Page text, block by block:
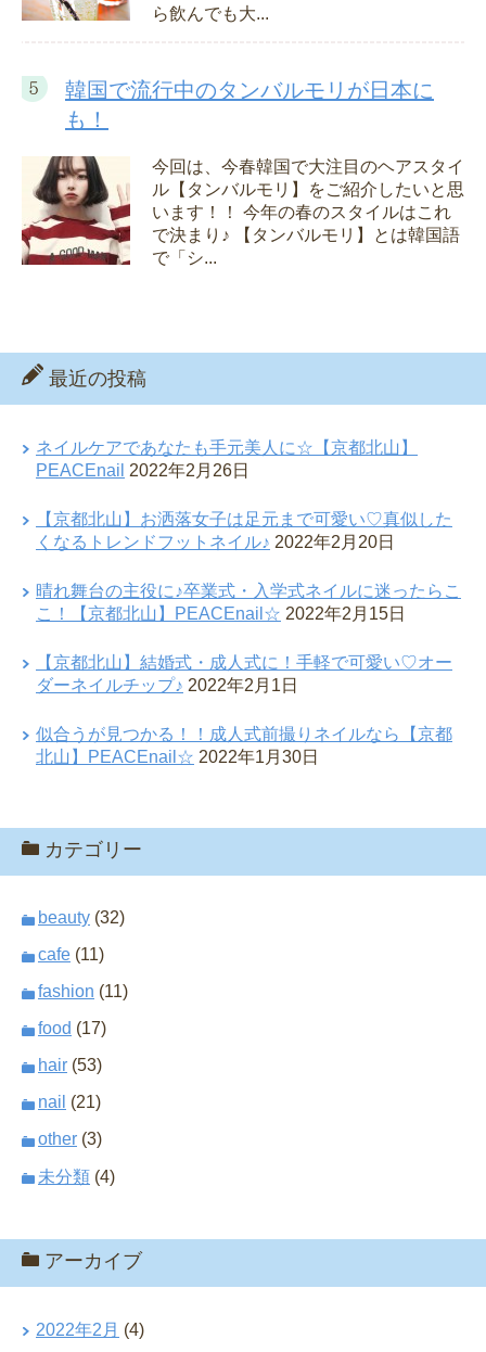
ら飲んでも大...
韓国で流行中のタンバルモリが日本に
も！
今回は、今春韓国で大注目のヘアスタイ
ル【タンバルモリ】をご紹介したいと思
います！！ 今年の春のスタイルはこれ
で決まり♪ 【タンバルモリ】とは韓国語
で「シ...
最近の投稿
ネイルケアであなたも手元美人に☆【京都北山】
PEACEnail 2022年2月26日
【京都北山】お洒落女子は足元まで可愛い♡真似した
くなるトレンドフットネイル♪ 2022年2月20日
晴れ舞台の主役に♪卒業式・入学式ネイルに迷ったらこ
こ！【京都北山】PEACEnail☆ 2022年2月15日
【京都北山】結婚式・成人式に！手軽で可愛い♡オー
ダーネイルチップ♪ 2022年2月1日
似合うが見つかる！！成人式前撮りネイルなら【京都
北山】PEACEnail☆ 2022年1月30日
カテゴリー
beauty (32)
cafe (11)
fashion (11)
food (17)
hair (53)
nail (21)
other (3)
未分類 (4)
アーカイブ
2022年2月 (4)